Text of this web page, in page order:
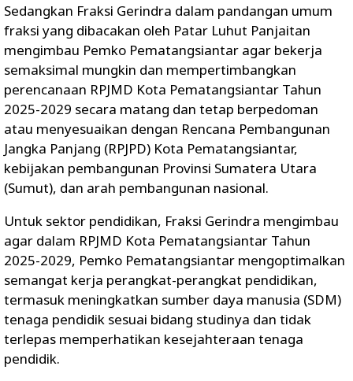
Sedangkan Fraksi Gerindra dalam pandangan umum
fraksi yang dibacakan oleh Patar Luhut Panjaitan
mengimbau Pemko Pematangsiantar agar bekerja
semaksimal mungkin dan mempertimbangkan
perencanaan RPJMD Kota Pematangsiantar Tahun
2025-2029 secara matang dan tetap berpedoman
atau menyesuaikan dengan Rencana Pembangunan
Jangka Panjang (RPJPD) Kota Pematangsiantar,
kebijakan pembangunan Provinsi Sumatera Utara
(Sumut), dan arah pembangunan nasional.
Untuk sektor pendidikan, Fraksi Gerindra mengimbau
agar dalam RPJMD Kota Pematangsiantar Tahun
2025-2029, Pemko Pematangsiantar mengoptimalkan
semangat kerja perangkat-perangkat pendidikan,
termasuk meningkatkan sumber daya manusia (SDM)
tenaga pendidik sesuai bidang studinya dan tidak
terlepas memperhatikan kesejahteraan tenaga
pendidik.